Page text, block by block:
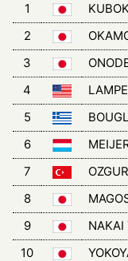
1
2
3
4
5
6
7
8
9
NAKAI
10